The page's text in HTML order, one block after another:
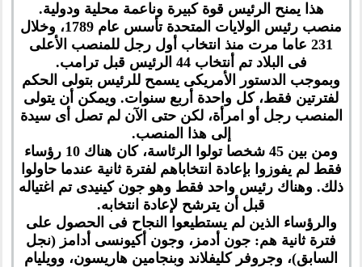
هذا يمنح الرئيس قوة كبيرة وناعمة محلية ودولية.
منصب رئيس الولايات المتحدة تأسس عام 1789، وخلال
231 عاما مرت منذ انتخاب أول رجل للمنصب الأعلى
فى البلاد تم أنتخاب 44 الرئيس قبل ترامب.
وبموجب الدستور الأمريكى يسمح للرئيس بتولى الحكم
لفترتين فقط، كل واحدة أربع سنوات. ويمكن أن يتولى
المنصب رجل أو امرأة، لكن حتى الآن لم تصل أى سيدة
إلى هذا المنصب.
ومن بين 45 شخصا تولوا الرئاسة، كان هناك 10 رؤساء
فقط لم يفوزوا بإعادة انتخاباهم لفترة ثانية عندما حاولوا
ذلك. وهناك رئيس واحد فقط وهو جون كينيدى تم اغتياله
قبل أن يترشح لإعادة انتخابه.
والرؤساء الذين لم يستطيعوا النجاح فى الحصول على
فترة ثانية هم: جون أدمز، وجون أكيونسى أدامز (نجل
السابق)، وجروفر كليفلاند وبنجامين هاريسون، وويليام